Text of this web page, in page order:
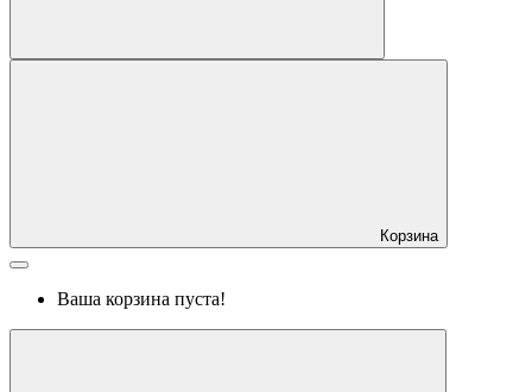
Корзина
Ваша корзина пуста!